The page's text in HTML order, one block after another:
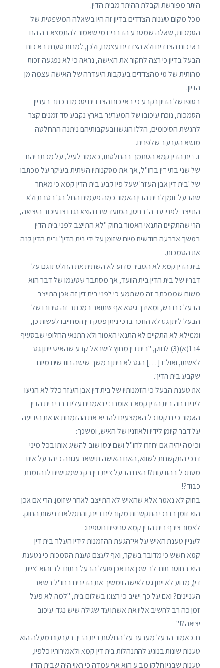
היתר מפורשת וקבלת ההיתר מבית הדין.
מכל מקום טענות הצדדים בדיון זה היו בשאלה המשפטית של
הסמכות, שאלה שמטבע הדברים מי שאמור להתמצא בה הם
באי כוח הצדדים ולא הצדדים עצמם, ולכן, למרות טענת בא כוח
הבעל בדיון כי רצה לחקור את האישה, נראה כי לא נפגעה זכות
מהותית של מי מהצדדים בעקבות היעדרה של האישה עצמה מן
הדיון.
בסופו של הדיון נקבע כי באי כוח הצדדים יסכמו בכתב בעניין
הסמכות, נוכח עיכובו של המערער בארץ נקבע סד זמנים קצר
להגשת הסיכומים, הללו הוגשו ובעקבותיהם ניתנה ההחלטה
מושא הערעור שלפנינו.
ז. בית הדין קמא הסתמך בהחלטתו, כאמור לעיל, על מכתביהם
של שני בתי דין בחו"ל, אך את מסקנותיו השתית בעיקר על מכתבו
של 'בית דין אבן העזר' שעל פיו קבע בית הדין קמא כי מאחר
שהבעל זומן לבית הדין האמור כמה פעמים החל בג' בטבת ולא
התייצב לפניו עד ה' בניסן, המועד שבו הוצא נגדו צו עיכוב היציאה,
הרי שהתקיים התנאי האמור בחוק "לא התייצב לפני בית הדין
במשך ארבעה חודשים מיום שזומן על ידי בית הדין" ובית הדין קנה
את הסמכות.
בית הדין קמא לא הסביר מדוע לא השתית את החלטתו גם על
דבריו של בית הדין בית הוועד, אך מסתבר שטעמו של דבר הוא
משום שממכתב זה משתמע כי לפני בית דין זה אכן התייצב
הבעל כנדרש, ומאידך גיסא אף שתואר במכתב זה סירובו של
הבעל ליתן גט לא הוזכר בו כי ניתן פסק דין המחייבו לעשות כן,
וממילא לא התקיים לא התנאי האמור ולא התנאי החלופי שבסעיף
4ב1(א)(3) לחוק, "בית דין מחוץ לישראל קבע שהאיש ייתן גט
לאשתו, ואולם […] הגט לא ניתן במשך שישה חודשים מיום
שקבע בית הדין".
את טענת הבעל כי הזמנותיו של בית דין אבן העזר כלל לא הגיעו
לידיו דחה בית הדין קמא באומרו כי נאמנים עליו דברי בית הדין
האמור כי ננקטו כל האמצעים להביא את ההזמנות או את הידיעה
על דבר קיומן לידיו ולאוזניו של האיש, ומשכך:
וכי מה יהיה אם יחזרו לחו"ל ושם ינסו שוב להשיג אותו בכל מיני
דרכי התקשרות לשווא, האם האישה תישאר עגונה כי הבעל אינו
מסתכל בהודעות?! האם הבעל ציית דין רק כשמגישים לו הזמנת
כבוד?!
בחוק לא נאמר אלא שהאיש לא התייצב לאחר שזומן. הרי אם אכן
הוא זומן בדרכי התקשרות מקובלים דיינו, והתמלאו דרישות החוק.
לאמור צירף בית הדין קמא סניפים נוספים:
לעניין טענת האיש על אי־הגעת ההזמנות לידיו העלה בית דין
קמא חשש כי מדובר בשקר, ואף לעצם טענת הסמכות כי נטענת
היא בחוסר תום־לב שכן אם אכן פועל הבעל בתום־לב והוא 'ציית
דין', מדוע לא ייתן גט לאישה וימשיך את הדיונים בחו"ל בשאר
העניינים? ואם על כך ישיב כי רצונו בשלום בית, "למה לא פעל
זמן כה רב להשיב אליו את אשתו עד שגילה שיש נגדו עיכוב
יציאה?!"
ח. כאמור הבעל מערער על החלטת בית הדין. בערעורו מעלה הוא
טענות שונות בנוגע להתנהלות בית דין קמא ולאמירותיו כלפיו,
טענות שבגין חלקן מביע הוא אף עמדה כי ראוי היה שבית הדין